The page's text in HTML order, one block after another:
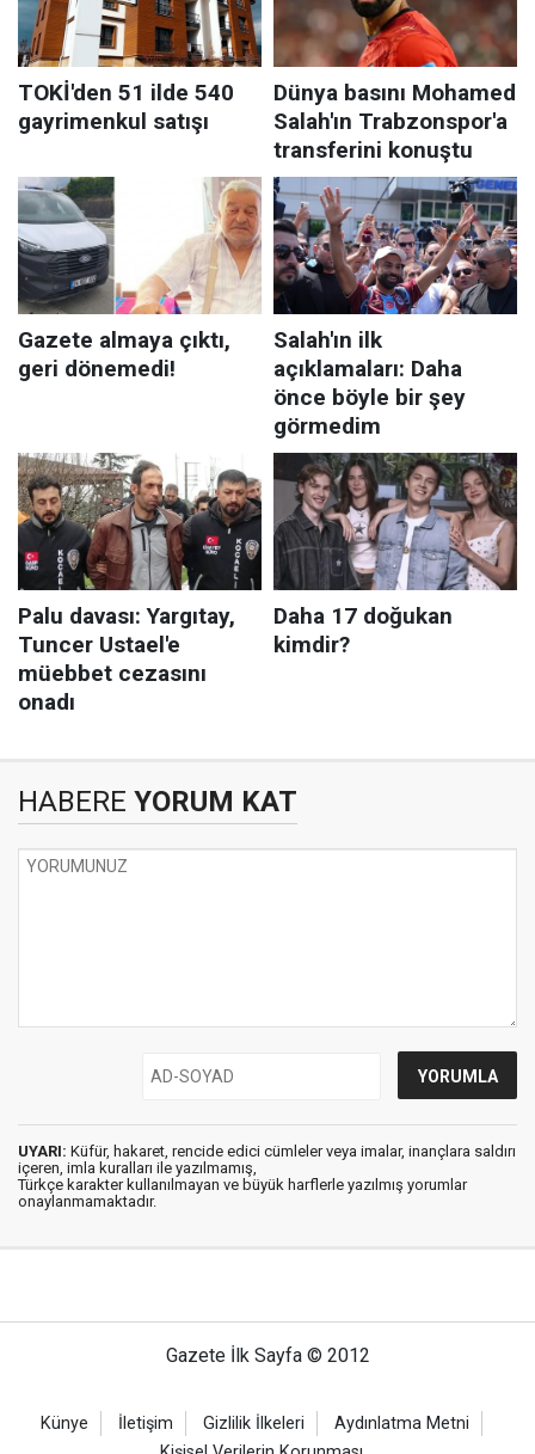
HABERE YORUM KAT
UYARI: Küfür, hakaret, rencide edici cümleler veya imalar, inançlara saldırı
içeren, imla kuralları ile yazılmamış,
Türkçe karakter kullanılmayan ve büyük harflerle yazılmış yorumlar
onaylanmamaktadır.
Gazete İlk Sayfa © 2012
Künye İletişim Gizlilik İlkeleri
Aydınlatma Metni